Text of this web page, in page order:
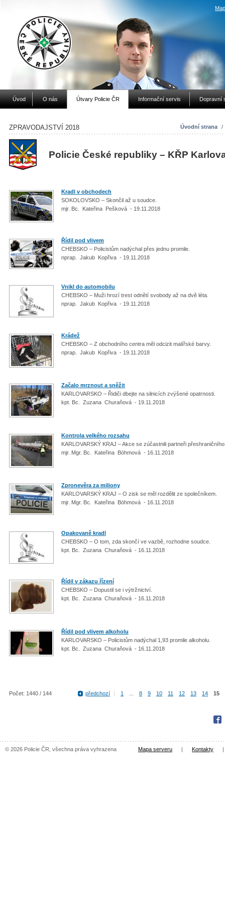
Úvod O nás Útvary Policie ČR Informační servis Dopravní
Úvodní strana /
ZPRAVODAJSTVÍ 2018
Policie České republiky – KŘP
Kradl v obchodech
SOKOLOVSKO – Skončil až u soudce.
mjr. Bc. Kateřina Pešková - 19.11.2018
Řídil pod vlivem
CHEBSKO – Policistům nadýchal přes jednu promile.
nprap. Jakub Kopřiva - 19.11.2018
Vnikl do automobilu
CHEBSKO – Muži hrozí trest odnětí svobody až na dvě léta.
nprap. Jakub Kopřiva - 19.11.2018
Krádež
CHEBSKO – Z obchodního centra měl odcizit malířské barvy.
nprap. Jakub Kopřiva - 19.11.2018
Začalo mrznout a sněžit
KARLOVARSKO – Řidiči dbejte na silnicích zvýšené opatrnosti.
kpt. Bc. Zuzana Churaňová - 19.11.2018
Kontrola velkého rozsahu
KARLOVARSKÝ KRAJ – Akce se zúčastnili partneři
mjr. Mgr. Bc. Kateřina Böhmová - 16.11.2018
Zpronevěra za miliony
KARLOVARSKÝ KRAJ – O zisk se měl rozdělit ze společníkem.
mjr. Mgr. Bc. Kateřina Böhmová - 16.11.2018
Opakovaně kradl
CHEBSKO – O tom, zda skončí ve vazbě, rozhodne soudce.
kpt. Bc. Zuzana Churaňová - 16.11.2018
Řídil v zákazu řízení
CHEBSKO – Dopustil se i výtržnictví.
kpt. Bc. Zuzana Churaňová - 16.11.2018
Řídil pod vlivem alkoholu
KARLOVARSKO – Policistům nadýchal 1,93 promile alkoholu.
kpt. Bc. Zuzana Churaňová - 16.11.2018
Počet: 1440 / 144 předchozí | 1 8 9 10 11 12 13 14 15
© 2026 Policie ČR, všechna práva vyhrazena Mapa serveru | Kontakty |